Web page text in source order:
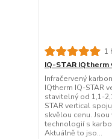
1
IQ-STAR IQtherm
Infračervený
IQtherm IQ-STAR
stavitelný od 1,1-
STAR vertical
skvělou cenu.
technologií s
Aktuálně to jso...